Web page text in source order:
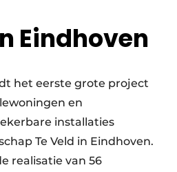
Eindhoven
het eerste grote project
en
installaties
Te Veld in Eindhoven.
realisatie van 56